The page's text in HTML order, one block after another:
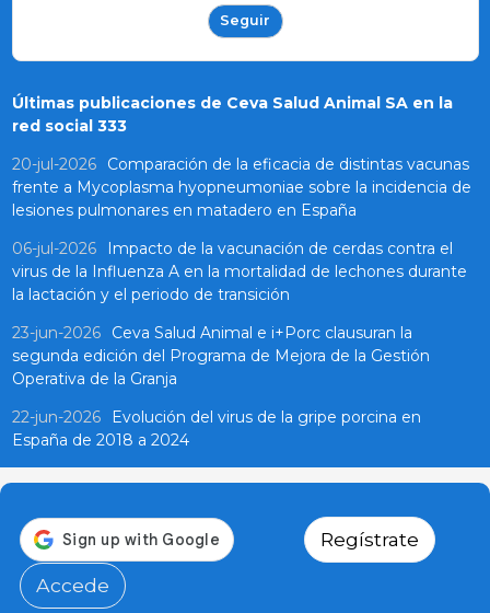
Seguir
Últimas publicaciones de Ceva Salud Animal SA en la
red social 333
20-jul-2026
Comparación de la eficacia de distintas vacunas
frente a Mycoplasma hyopneumoniae sobre la incidencia de
lesiones pulmonares en matadero en España
06-jul-2026
Impacto de la vacunación de cerdas contra el
virus de la Influenza A en la mortalidad de lechones durante
la lactación y el periodo de transición
23-jun-2026
Ceva Salud Animal e i+Porc clausuran la
segunda edición del Programa de Mejora de la Gestión
Operativa de la Granja
22-jun-2026
Evolución del virus de la gripe porcina en
España de 2018 a 2024
Regístrate
Accede